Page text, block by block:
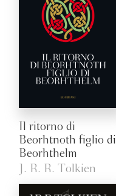
Il ritorno di
Beorhtnoth figlio di
Beorhthelm
J. R. R. Tolkien